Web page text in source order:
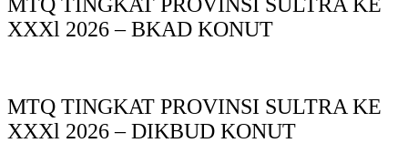
XXXl 2026 – BKAD KONUT
MTQ TINGKAT PROVINSI SULTRA KE
XXXl 2026 – DIKBUD KONUT